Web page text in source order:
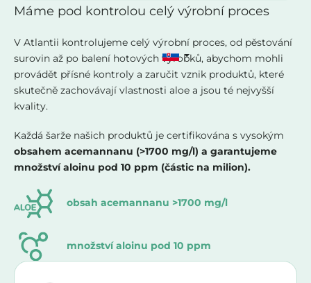
Máme pod kontrolou celý výrobní proces
V Atlantii kontrolujeme celý výrobní proces, od pěstování
surovin až po balení hotových výrobků, abychom mohli
provádět přísné kontroly a zaručit vznik produktů, které
skutečně zachovávají vlastnosti aloe a jsou té nejvyšší
kvality.
Každá šarže našich produktů je certifikována s vysokým
obsahem acemannanu (>1700 mg/l) a garantujeme
množství aloinu pod 10 ppm (částic na milion).
obsah acemannanu >1700 mg/l
množství aloinu pod 10 ppm